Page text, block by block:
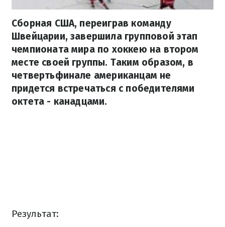
Сборная США, переиграв команду
Швейцарии, завершила групповой этап
чемпионата мира по хоккею на втором
месте своей группы. Таким образом, в
четвертьфинале американцам не
придется встречаться с победителями
октета - канадцами.
Результат: